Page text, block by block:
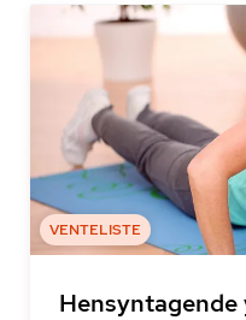
VENTELISTE